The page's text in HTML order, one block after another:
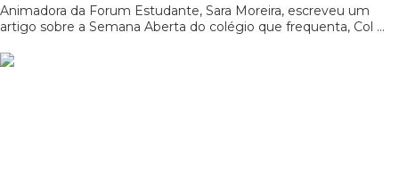
Animadora da Forum Estudante, Sara Moreira, escreveu um
artigo sobre a Semana Aberta do colégio que frequenta, Col ...